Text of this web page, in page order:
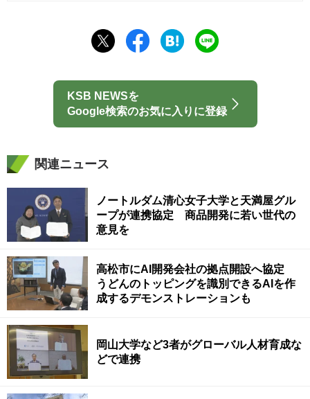
KSB NEWSを
Google検索のお気に入りに登録
関連ニュース
ノートルダム清心女子大学と天満屋グル
ープが連携協定 商品開発に若い世代の
意見を
高松市にAI開発会社の拠点開設へ協定
うどんのトッピングを識別できるAIを作
成するデモンストレーションも
岡山大学など3者がグローバル人材育成な
どで連携